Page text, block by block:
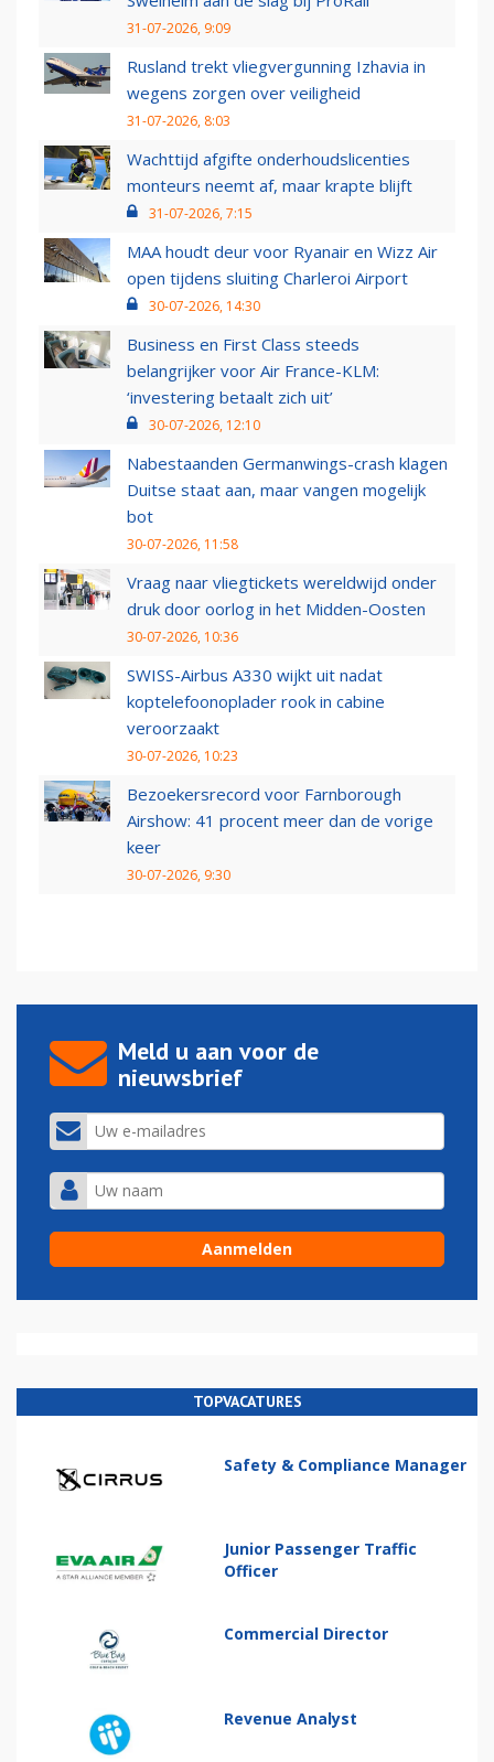
31-07-2026, 9:09
Rusland trekt vliegvergunning Izhavia in
wegens zorgen over veiligheid
31-07-2026, 8:03
Wachttijd afgifte onderhoudslicenties
monteurs neemt af, maar krapte blijft
31-07-2026, 7:15
MAA houdt deur voor Ryanair en Wizz Air
open tijdens sluiting Charleroi Airport
30-07-2026, 14:30
Business en First Class steeds
belangrijker voor Air France-KLM:
‘investering betaalt zich uit’
30-07-2026, 12:10
Nabestaanden Germanwings-crash klagen
Duitse staat aan, maar vangen mogelijk
bot
30-07-2026, 11:58
Vraag naar vliegtickets wereldwijd onder
druk door oorlog in het Midden-Oosten
30-07-2026, 10:36
SWISS-Airbus A330 wijkt uit nadat
koptelefoonoplader rook in cabine
veroorzaakt
30-07-2026, 10:23
Bezoekersrecord voor Farnborough
Airshow: 41 procent meer dan de vorige
keer
30-07-2026, 9:30
Meld u aan voor de
nieuwsbrief
TOPVACATURES
Safety & Compliance Manager
Junior Passenger Traffic
Officer
Commercial Director
Revenue Analyst